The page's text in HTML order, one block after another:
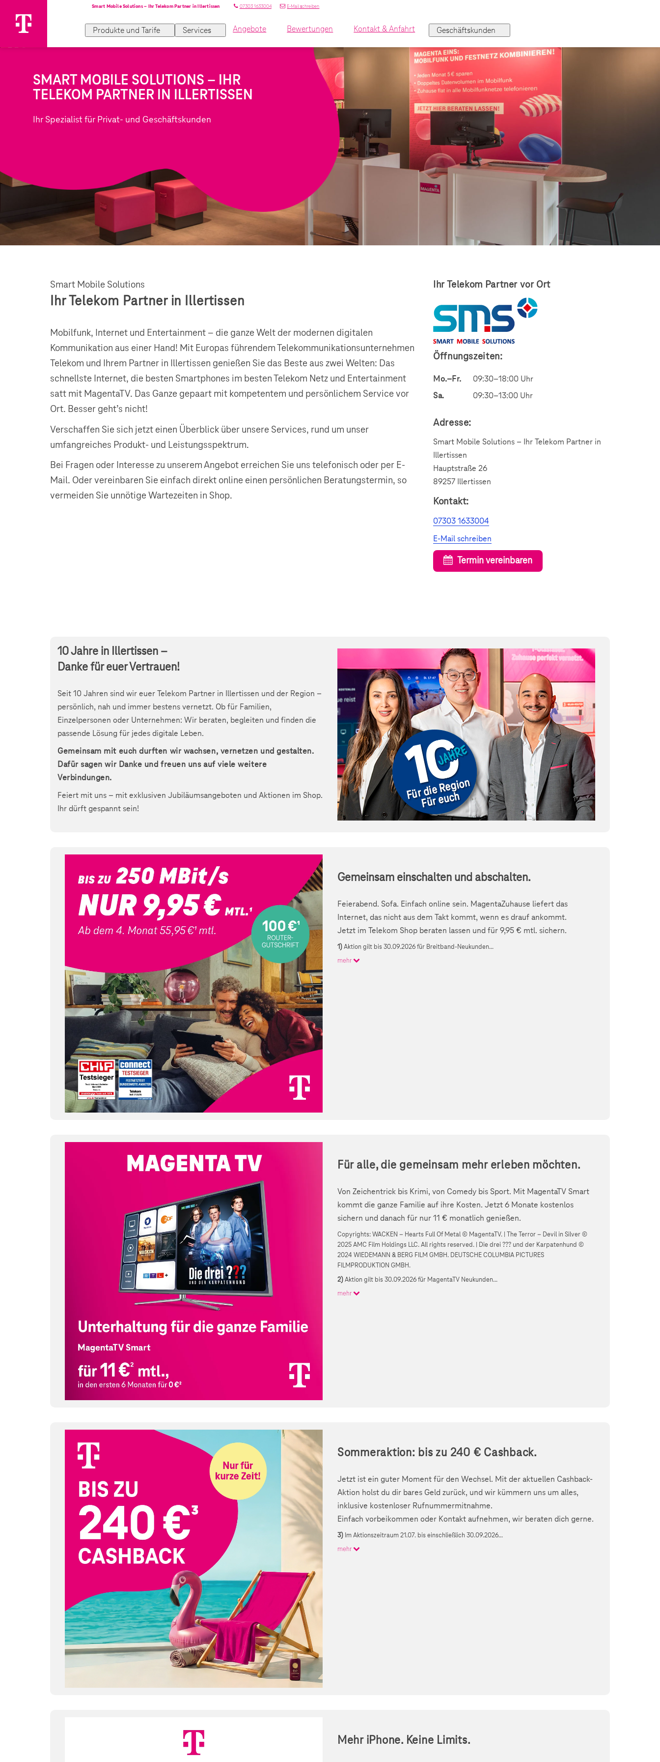
Produkte und Tarife Services Angebote Bewertungen Kontakt & Anfahrt Geschäftskunden
07303 1633004 E-Mail schreiben
SMART MOBILE SOLUTIONS – IHR
TELEKOM PARTNER IN ILLERTISSEN
Ihr Spezialist für Privat- und Geschäftskunden
Smart Mobile Solutions
Ihr Telekom Partner in Illertissen
Mobilfunk, Internet und Entertainment – die ganze Welt der modernen digitalen
Kommunikation aus einer Hand! Mit Europas führendem Telekommunikationsunternehmen
Telekom und Ihrem Partner in Illertissen genießen Sie das Beste aus zwei Welten: Das
schnellste Internet, die besten Smartphones im besten Telekom Netz und Entertainment
satt mit MagentaTV. Das Ganze gepaart mit kompetentem und persönlichem Service vor
Ort. Besser geht’s nicht!
Verschaffen Sie sich jetzt einen Überblick über unsere Services, rund um unser
umfangreiches Produkt- und Leistungsspektrum.
Bei Fragen oder Interesse zu unserem Angebot erreichen Sie uns telefonisch oder per E-
Mail. Oder vereinbaren Sie einfach direkt online einen persönlichen Beratungstermin, so
vermeiden Sie unnötige Wartezeiten in Shop.
Ihr Telekom Partner vor Ort
Öffnungszeiten:
Mo.–Fr.
09:30–18:00 Uhr
Sa.
09:30–13:00 Uhr
Adresse:
Smart Mobile Solutions – Ihr Telekom Partner in
Illertissen
Hauptstraße 26
89257 Illertissen
Kontakt:
07303 1633004
E-Mail schreiben
Termin vereinbaren
10 Jahre in Illertissen –
Danke für euer Vertrauen!
Seit 10 Jahren sind wir euer Telekom Partner in Illertissen und der Region –
persönlich, nah und immer bestens vernetzt. Ob für Familien,
Einzelpersonen oder Unternehmen: Wir beraten, begleiten und finden die
passende Lösung für jedes digitale Leben.
Gemeinsam mit euch durften wir wachsen, vernetzen und gestalten.
Dafür sagen wir Danke und freuen uns auf viele weitere
Verbindungen.
Feiert mit uns – mit exklusiven Jubiläumsangeboten und Aktionen im Shop.
Ihr dürft gespannt sein!
Gemeinsam einschalten und abschalten.
Feierabend. Sofa. Einfach online sein. MagentaZuhause liefert das
Internet, das nicht aus dem Takt kommt, wenn es drauf ankommt.
Jetzt im Telekom Shop beraten lassen und für 9,95 € mtl. sichern.
1)Aktion gilt bis 30.09.2026 für Breitband-Neukunden...
mehr
Für alle, die gemeinsam mehr erleben möchten.
Von Zeichentrick bis Krimi, von Comedy bis Sport. Mit MagentaTV Smart
kommt die ganze Familie auf ihre Kosten. Jetzt 6 Monate kostenlos
sichern und danach für nur 11 € monatlich genießen.
Copyrights: WACKEN – Hearts Full Of Metal © MagentaTV. | The Terror – Devil in Silver ©
2025 AMC Film Holdings LLC. All rights reserved. | Die drei ??? und der Karpatenhund ©
2024 WIEDEMANN & BERG FILM GMBH. DEUTSCHE COLUMBIA PICTURES
FILMPRODUKTION GMBH.
2)Aktion gilt bis 30.09.2026 für MagentaTV Neukunden...
mehr
Sommeraktion: bis zu 240 € Cashback.
Jetzt ist ein guter Moment für den Wechsel. Mit der aktuellen Cashback-
Aktion holst du dir bares Geld zurück, und wir kümmern uns um alles,
inklusive kostenloser Rufnummermitnahme.
Einfach vorbeikommen oder Kontakt aufnehmen, wir beraten dich gerne.
3) Im Aktionszeitraum 21.07. bis einschließlich 30.09.2026...
mehr
Mehr iPhone. Keine Limits.